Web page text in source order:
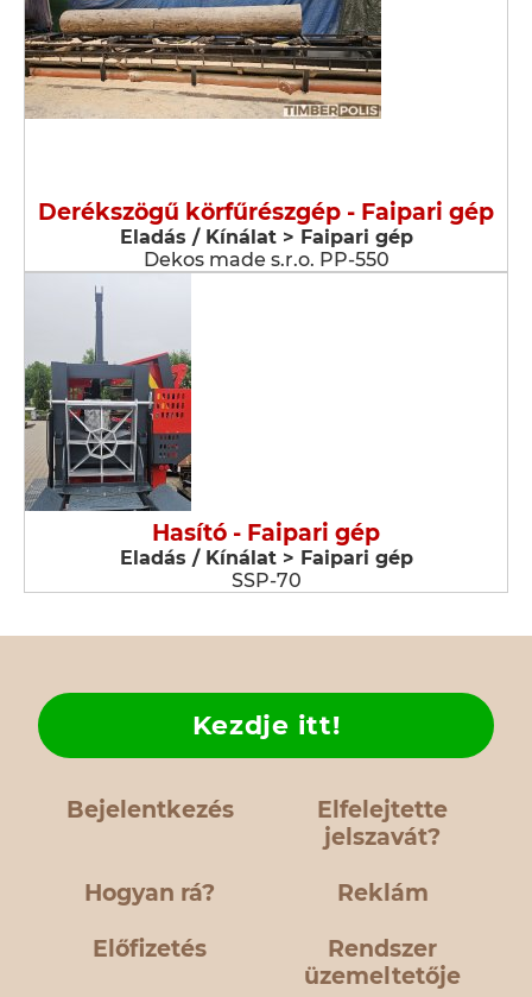
Derékszögű körfűrészgép - Faipari gép
Eladás / Kínálat > Faipari gép
Dekos made s.r.o. PP-550
Hasító - Faipari gép
Eladás / Kínálat > Faipari gép
SSP-70
Bejelentkezés
Elfelejtette
jelszavát?
Hogyan rá?
Kezdje itt!
Reklám
Előfizetés
Rendszer
üzemeltetője